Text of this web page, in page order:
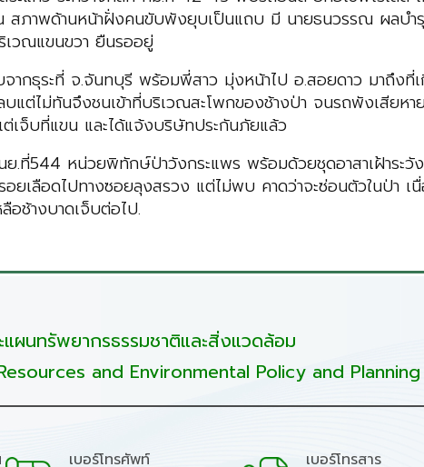
สภาพด้านหน้าฝั่งคนขับพังยุบเป็นแถบ มี นายธนวรรณ ผลบ
เวณแขนขวา ยืนรออยู่
ากธุระที่ จ.จันทบุรี พร้อมพี่สาว มุ่งหน้าไป อ.สอยดาว มาถึง
บแต่ไม่ทันจึงชนเข้าที่บริเวณสะโพกของช้างป่า จนรถพังเสีย
เจ็บที่แขน และได้แจ้งบริษัทประกันภัยแล้ว
.ที่544 หน่วยพิทักษ์ป่าวังกระแพร พร้อมด้วยชุดอาสาเฝ้าระวั
ยเลือดไปทางซอยลุงสรวง แต่ไม่พบ คาดว่าจะซ่อนตัวในป่า เ
อช้างบาดเจ็บต่อไป.
แผนทรัพยากรธรรมชาติและสิ่งแวดล้อม
and Environmental Policy and Planning
เบอร์โทรศัพท์ เบอร์โทรสาร